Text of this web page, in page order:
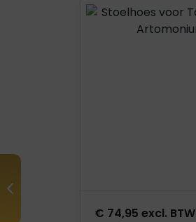
Product openen
€ 74,95 excl. BTW